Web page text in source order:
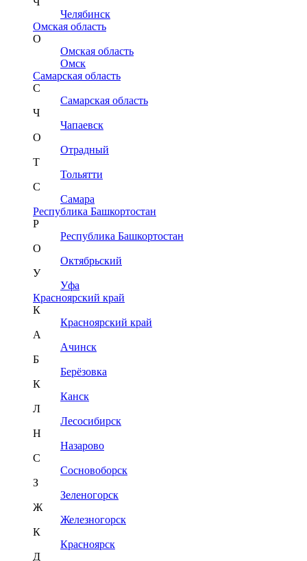
Челябинск
Омская область
О
Омская область
Омск
Самарская область
С
Самарская область
Ч
Чапаевск
О
Отрадный
Т
Тольятти
С
Самара
Республика Башкортостан
Р
Республика Башкортостан
О
Октябрьский
У
Уфа
Красноярский край
К
Красноярский край
А
Ачинск
Б
Берёзовка
К
Канск
Л
Лесосибирск
Н
Назарово
С
Сосновоборск
З
Зеленогорск
Ж
Железногорск
К
Красноярск
Д